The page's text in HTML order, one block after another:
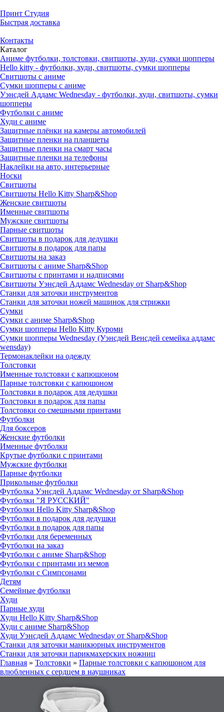
Принт Студия
Быстрая доставка
Контакты
Каталог
Аниме футболки, толстовки, свитшоты, худи, сумки шопперы
Hello kitty - футболки, худи, свитшоты, сумки шопперы
Свитшоты с аниме
Сумки шопперы с аниме
Уэнсдей Аддамс Wednesday - футболки, худи, свитшоты, сумки
шопперы
Футболки с аниме
Худи с аниме
Защитные плёнки на камеры автомобилей
Защитные пленки на планшеты
Защитные пленки на смарт часы
Защитные пленки на телефоны
Наклейки на авто, интерьерные
Носки
Свитшоты
Cвитшоты Hello Kitty Sharp&Shop
Женские свитшоты
Именные свитшоты
Мужские свитшоты
Парные свитшоты
Свитшоты в подарок для дедушки
Свитшоты в подарок для папы
Свитшоты на заказ
Свитшоты с аниме Sharp&Shop
Свитшоты с принтами и надписями
Свитшоты Уэнсдей Аддамс Wednesday от Sharp&Shop
Станки для заточки инструментов
Станки для заточки ножей машинок для стрижки
Сумки
Сумки с аниме Sharp&Shop
Сумки шопперы Hello Kitty Куроми
Сумки шопперы Wednesday (Уэнсдей Венсдей семейка аддамс
wensday)
Термонаклейки на одежду
Толстовки
Именные толстовки с капюшоном
Парные толстовки с капюшоном
Толстовки в подарок для дедушки
Толстовки в подарок для папы
Толстовки со смешными принтами
Футболки
Для боксеров
Женские футболки
Именные футболки
Крутые футболки с принтами
Мужские футболки
Парные футболки
Прикольные футболки
Футболка Уэнсдей Аддамс Wednesday от Sharp&Shop
Футболки "Я РУССКИЙ"
Футболки Hello Kitty Sharp&Shop
Футболки в подарок для дедушки
Футболки в подарок для папы
Футболки для беременных
Футболки на заказ
Футболки с аниме Sharp&Shop
Футболки с принтами из мемов
Футболки с Симпсонами
Детям
Семейные футболки
Худи
Парные худи
Худи Hello Kitty Sharp&Shop
Худи с аниме Sharp&Shop
Худи Уэнсдей Аддамс Wednesday от Sharp&Shop
Станки для заточки маникюрных инструментов
Станки для заточки парикмахерских ножниц
Главная » Толстовки » Парные толстовки с капюшоном для
влюбленных с сердцем в наушниках